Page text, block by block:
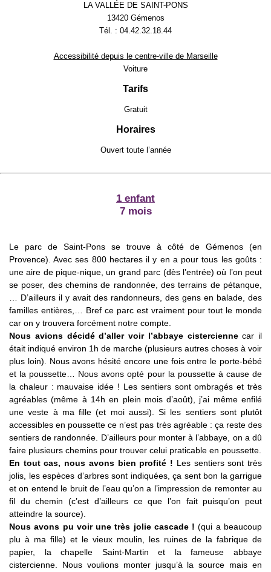
LA VALLÉE DE SAINT-PONS
13420 Gémenos
Tél. : 04.42.32.18.44
Accessibilité depuis le centre-ville de Marseille
Voiture
Tarifs
Gratuit
Horaires
Ouvert toute l’année
1 enfant
7 mois
Le parc de Saint-Pons se trouve à côté de Gémenos (en
Provence). Avec ses 800 hectares il y en a pour tous les goûts :
une aire de pique-nique, un grand parc (dès l’entrée) où l’on peut
se poser, des chemins de randonnée, des terrains de pétanque,
… D’ailleurs il y avait des randonneurs, des gens en balade, des
familles entières,… Bref ce parc est vraiment pour tout le monde
car on y trouvera forcément notre compte.
Nous avions décidé d’aller voir l’abbaye cisterciennecar il
était indiqué environ 1h de marche (plusieurs autres choses à voir
plus loin). Nous avons hésité encore une fois entre le porte-bébé
et la poussette… Nous avons opté pour la poussette à cause de
la chaleur : mauvaise idée ! Les sentiers sont ombragés et très
agréables (même à 14h en plein mois d’août), j’ai même enfilé
une veste à ma fille (et moi aussi). Si les sentiers sont plutôt
accessibles en poussette ce n’est pas très agréable : ça reste des
sentiers de randonnée. D’ailleurs pour monter à l’abbaye, on a dû
faire plusieurs chemins pour trouver celui praticable en poussette.
En tout cas, nous avons bien profité ! Les sentiers sont très
jolis, les espèces d’arbres sont indiquées, ça sent bon la garrigue
et on entend le bruit de l’eau qu’on a l’impression de remonter au
fil du chemin (c’est d’ailleurs ce que l’on fait puisqu’on peut
atteindre la source).
Nous avons pu voir une très jolie cascade ! (qui a beaucoup
plu à ma fille) et le vieux moulin, les ruines de la fabrique de
papier, la chapelle Saint-Martin et la fameuse abbaye
cistercienne. Nous voulions monter jusqu’à la source mais en